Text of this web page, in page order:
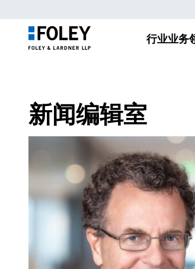
行业业务
新闻编辑室